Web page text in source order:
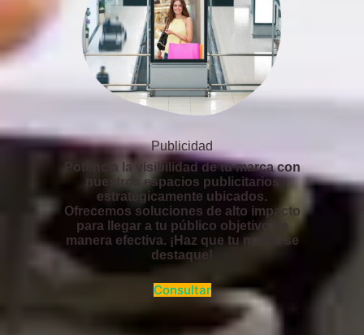
Publicidad
Potencia la visibilidad de tu marca con
nuestros espacios publicitarios
estratégicamente ubicados.
Ofrecemos soluciones de alto impacto
para llegar a tu público objetivo de
manera efectiva. ¡Haz que tu marca se
destaque!
Consultar